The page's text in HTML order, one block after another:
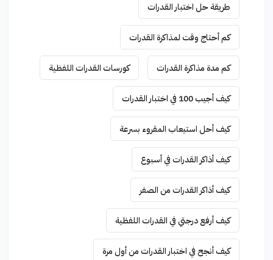
طريقة حل اختبار القدرات
كم أحتاج وقت لمذاكرة القدرات
كم مدة مذاكرة القدرات كورسات القدرات اللفظية
كيف أجيب 100 في اختبار القدرات
كيف أحل استيعاب المقروء بسرعة
كيف أذاكر القدرات في أسبوع
كيف أذاكر القدرات من الصفر
كيف أرفع درجتي في القدرات اللفظية
كيف أنجح في اختبار القدرات من أول مرة